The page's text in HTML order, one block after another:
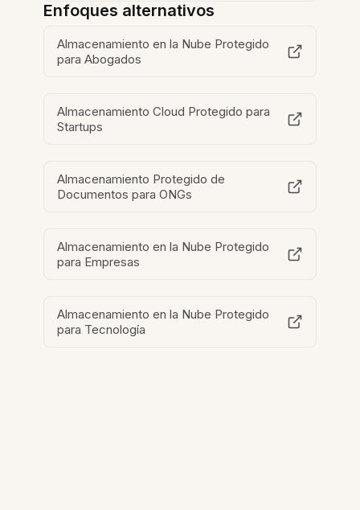
Enfoques alternativos
Almacenamiento en la Nube Protegido
para Abogados
Almacenamiento Cloud Protegido para
Startups
Almacenamiento Protegido de
Documentos para ONGs
Almacenamiento en la Nube Protegido
para Empresas
Almacenamiento en la Nube Protegido
para Tecnología